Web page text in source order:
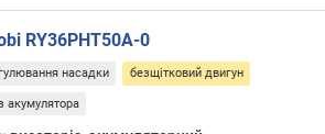
RY36PHT50A-0
насадки безщітковий двигун
акумулятора